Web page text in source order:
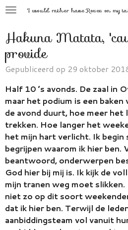
Ga
naar
de
hoofdinhoud
Hakuna Matata,
provide
Gepubliceerd op 29 oktober
Half 10 ’s avonds. De zaal in
maar het podium is een
de avond duurt, hoe meer het
trekken. Hoe langer het
het mijn hart verlicht. Ik begin
begrijpen waarom ik hier ben.
beantwoord, onderwerpen
God hier bij mij is. Ik kijk de
mijn tranen weg moet slikken.
niet zo op dit soort
dat ik hier ben. Terwijl de
aanbiddingsteam vol vanuit